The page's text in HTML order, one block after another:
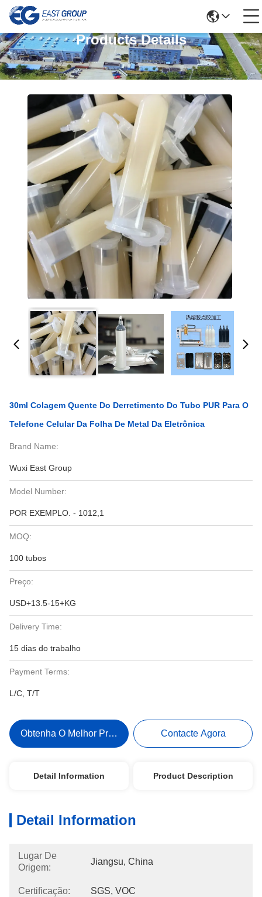
Products Details
30ml Colagem Quente Do Derretimento Do Tubo PUR Para O
Telefone Celular Da Folha De Metal Da Eletrônica
Brand Name:
Wuxi East Group
Model Number:
POR EXEMPLO. - 1012,1
MOQ:
100 tubos
Preço:
USD+13.5-15+KG
Delivery Time:
15 dias do trabalho
Payment Terms:
L/C, T/T
Obtenha O Melhor Preço Contacte Agora
Detail Information Product Description
Detail Information
Lugar De
Origem:
Jiangsu, China
Certificação: SGS, VOC